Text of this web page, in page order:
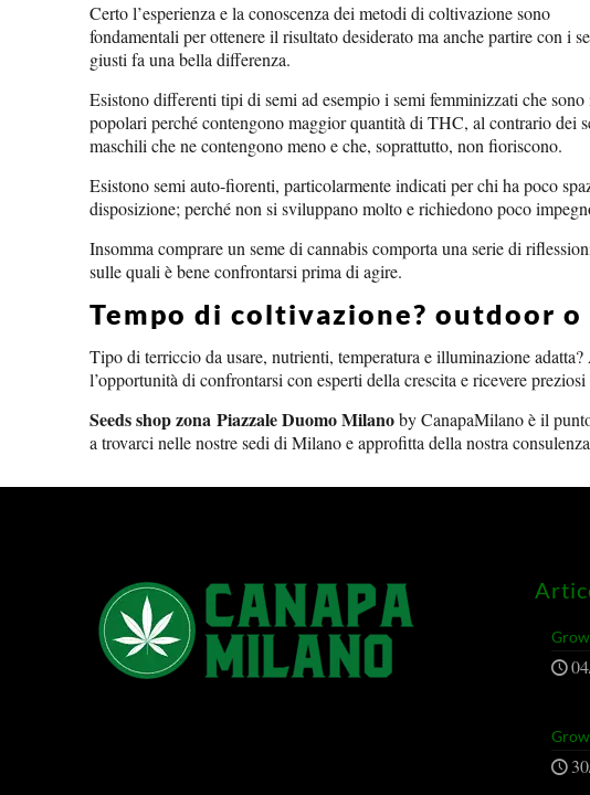
Certo l’esperienza e la conoscenza dei metodi di coltivazione sono
fondamentali per ottenere il risultato desiderato ma anche partire con i
giusti fa una bella differenza.
Esistono differenti tipi di semi ad esempio i semi femminizzati che sono
popolari perché contengono maggior quantità di THC, al contrario dei
maschili che ne contengono meno e che, soprattutto, non fioriscono.
Esistono semi auto-fiorenti, particolarmente indicati per chi ha poco
disposizione; perché non si sviluppano molto e richiedono poco
Insomma comprare un seme di cannabis comporta una serie di
sulle quali è bene confrontarsi prima di agire.
Tempo di coltivazione? outdoor o
Tipo di terriccio da usare, nutrienti, temperatura e illuminazione
l’opportunità di confrontarsi con esperti della crescita e ricevere
Seeds shop zona Piazzale Duomo Milanoby CanapaMilano è il
a trovarci nelle nostre sedi di Milano e approfitta della nostra